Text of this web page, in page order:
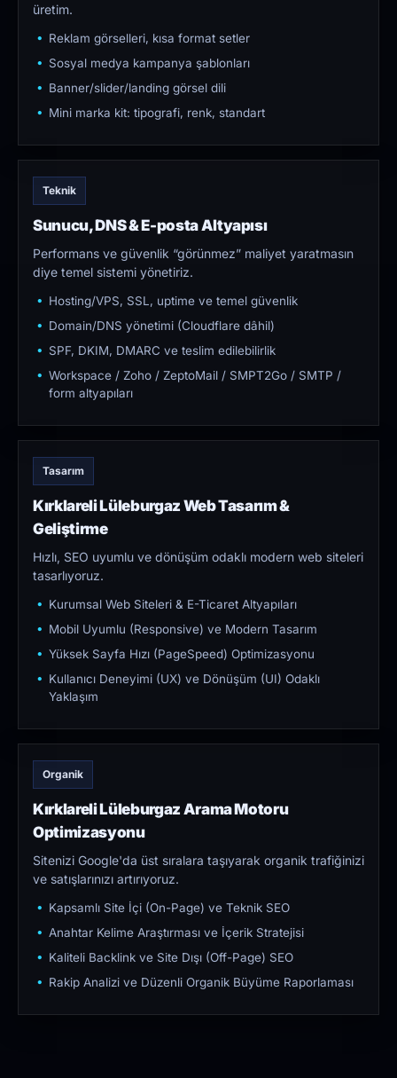
üretim.
Reklam görselleri, kısa format setler
Sosyal medya kampanya şablonları
Banner/slider/landing görsel dili
Mini marka kit: tipografi, renk, standart
Teknik
Sunucu, DNS & E-posta Altyapısı
Performans ve güvenlik “görünmez” maliyet yaratmasın
diye temel sistemi yönetiriz.
Hosting/VPS, SSL, uptime ve temel güvenlik
Domain/DNS yönetimi (Cloudflare dâhil)
SPF, DKIM, DMARC ve teslim edilebilirlik
Workspace / Zoho / ZeptoMail / SMPT2Go / SMTP /
form altyapıları
Tasarım
Kırklareli Lüleburgaz Web Tasarım &
Geliştirme
Hızlı, SEO uyumlu ve dönüşüm odaklı modern web siteleri
tasarlıyoruz.
Kurumsal Web Siteleri & E-Ticaret Altyapıları
Mobil Uyumlu (Responsive) ve Modern Tasarım
Yüksek Sayfa Hızı (PageSpeed) Optimizasyonu
Kullanıcı Deneyimi (UX) ve Dönüşüm (UI) Odaklı
Yaklaşım
Organik
Kırklareli Lüleburgaz Arama Motoru
Optimizasyonu
Sitenizi Google'da üst sıralara taşıyarak organik trafiğinizi
ve satışlarınızı artırıyoruz.
Kapsamlı Site İçi (On-Page) ve Teknik SEO
Anahtar Kelime Araştırması ve İçerik Stratejisi
Kaliteli Backlink ve Site Dışı (Off-Page) SEO
Rakip Analizi ve Düzenli Organik Büyüme Raporlaması